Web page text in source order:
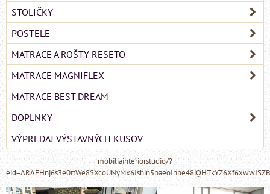
STOLIČKY
POSTELE
MATRACE A ROŠTY RESETO
MATRACE MAGNIFLEX
MATRACE BEST DREAM
DOPLNKY
VÝPREDAJ VÝSTAVNÝCH KUSOV
mobiliainteriorstudio/?